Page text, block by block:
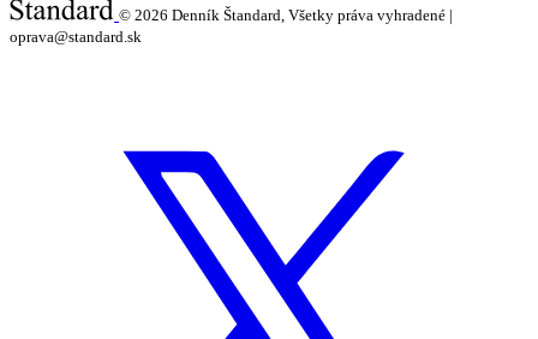
© 2026 Denník Štandard, Všetky práva vyhradené |
oprava@standard.sk